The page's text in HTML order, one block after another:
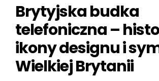
Brytyjska budka
telefoniczna –
ikony designu i
Wielkiej Brytanii